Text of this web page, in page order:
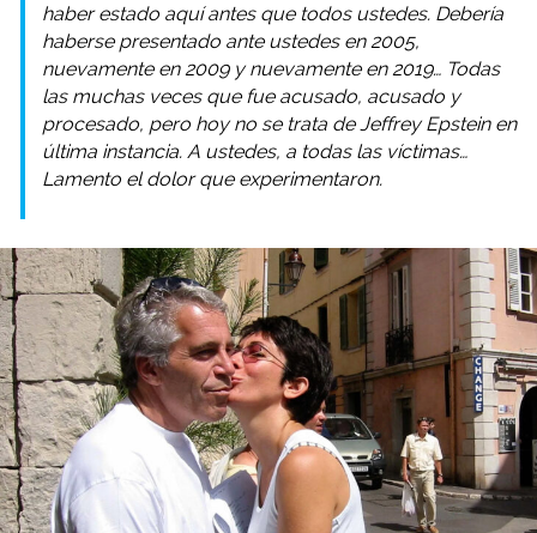
haber estado aquí antes que todos ustedes. Debería
haberse presentado ante ustedes en 2005,
nuevamente en 2009 y nuevamente en 2019… Todas
las muchas veces que fue acusado, acusado y
procesado, pero hoy no se trata de Jeffrey Epstein en
última instancia. A ustedes, a todas las víctimas…
Lamento el dolor que experimentaron.